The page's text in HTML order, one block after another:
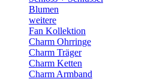
Blumen
weitere
Fan Kollektion
Charm Ohrringe
Charm Träger
Charm Ketten
Charm Armband